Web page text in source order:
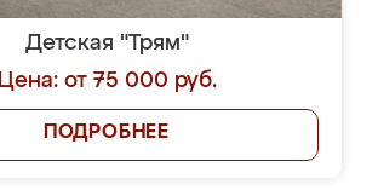
Детская "Трям"
Цена: от 75 000 руб.
ПОДРОБНЕЕ